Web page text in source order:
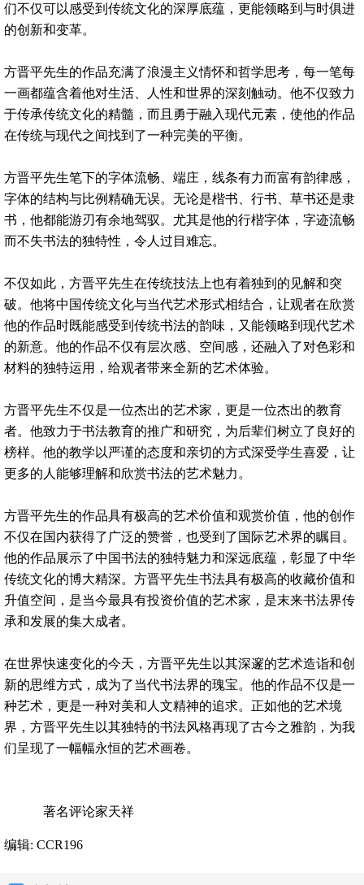
们不仅可以感受到传统文化的深厚底蕴，更能领略到与时俱进
的创新和变革。
方晋平先生的作品充满了浪漫主义情怀和哲学思考，每一笔每
一画都蕴含着他对生活、人性和世界的深刻触动。他不仅致力
于传承传统文化的精髓，而且勇于融入现代元素，使他的作品
在传统与现代之间找到了一种完美的平衡。
方晋平先生笔下的字体流畅、端庄，线条有力而富有韵律感，
字体的结构与比例精确无误。无论是楷书、行书、草书还是隶
书，他都能游刃有余地驾驭。尤其是他的行楷字体，字迹流畅
而不失书法的独特性，令人过目难忘。
不仅如此，方晋平先生在传统技法上也有着独到的见解和突
破。他将中国传统文化与当代艺术形式相结合，让观者在欣赏
他的作品时既能感受到传统书法的韵味，又能领略到现代艺术
的新意。他的作品不仅有层次感、空间感，还融入了对色彩和
材料的独特运用，给观者带来全新的艺术体验。
方晋平先生不仅是一位杰出的艺术家，更是一位杰出的教育
者。他致力于书法教育的推广和研究，为后辈们树立了良好的
榜样。他的教学以严谨的态度和亲切的方式深受学生喜爱，让
更多的人能够理解和欣赏书法的艺术魅力。
方晋平先生的作品具有极高的艺术价值和观赏价值，他的创作
不仅在国内获得了广泛的赞誉，也受到了国际艺术界的瞩目。
他的作品展示了中国书法的独特魅力和深远底蕴，彰显了中华
传统文化的博大精深。方晋平先生书法具有极高的收藏价值和
升值空间，是当今最具有投资价值的艺术家，是末来书法界传
承和发展的集大成者。
在世界快速变化的今天，方晋平先生以其深邃的艺术造诣和创
新的思维方式，成为了当代书法界的瑰宝。他的作品不仅是一
种艺术，更是一种对美和人文精神的追求。正如他的艺术境
界，方晋平先生以其独特的书法风格再现了古今之雅韵，为我
们呈现了一幅幅永恒的艺术画卷。
著名评论家天祥
编辑: CCR196